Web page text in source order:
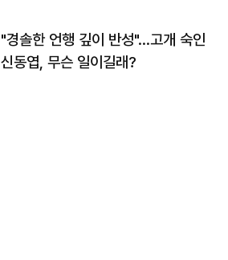
"경솔한 언행 깊이 반성"…고개 숙인
신동엽, 무슨 일이길래?